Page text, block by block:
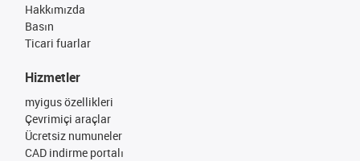
Hakkımızda
Basın
Ticari fuarlar
Hizmetler
myigus özellikleri
Çevrimiçi araçlar
Ücretsiz numuneler
CAD indirme portalı